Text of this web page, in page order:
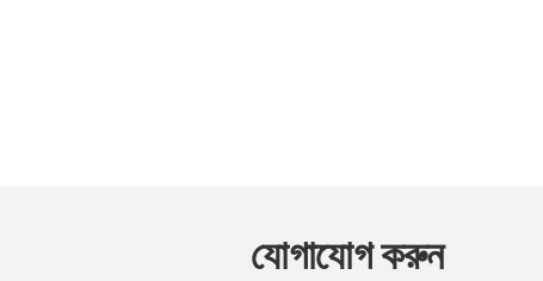
যোগাযোগ করুন